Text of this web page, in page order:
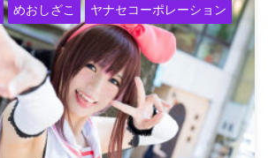
めおしざこ ヤナセコーポレーション